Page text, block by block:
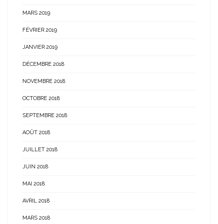
MARS 2019
FÉVRIER 2019
JANVIER 2019
DÉCEMBRE 2018
NOVEMBRE 2018
OCTOBRE 2018
SEPTEMBRE 2018
AOÛT 2018
JUILLET 2018
JUIN 2018
MAI 2018
AVRIL 2018
MARS 2018